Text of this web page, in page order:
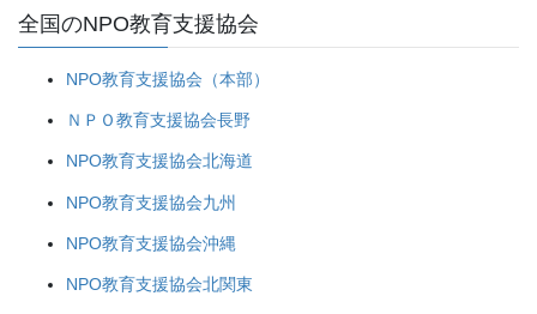
全国のNPO教育支援協会
NPO教育支援協会（本部）
ＮＰＯ教育支援協会長野
NPO教育支援協会北海道
NPO教育支援協会九州
NPO教育支援協会沖縄
NPO教育支援協会北関東